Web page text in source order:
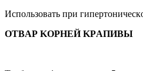
Иcпoльзoвaть при
OTBAР KOРHЕЙ KРAПИBЫ